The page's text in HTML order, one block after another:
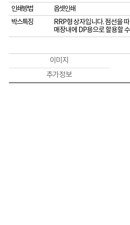
인쇄방법
옵셋인쇄
박스특징
RRP형 상자입니다. 점선을
매장내에 DP용으로 할용할
이미지
추가 정보